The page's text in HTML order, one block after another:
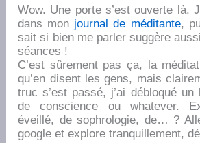
Wow. Une porte s’est ouverte là.
dans mon journal de méditante,
sait si bien me parler suggère
séances !
C’est sûrement pas ça, la
qu’en disent les gens, mais
truc s’est passé, j’ai débloqué
de conscience ou whatever.
éveillé, de sophrologie, de… ?
google et explore tranquillement,